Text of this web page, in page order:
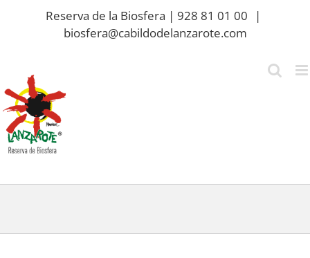
Reserva de la Biosfera | 928 81 01 00
|
biosfera@cabildodelanzarote.com